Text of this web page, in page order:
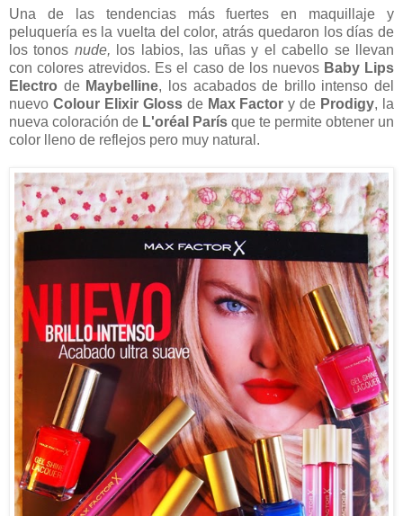
Una de las tendencias más fuertes en maquillaje y
peluquería es la vuelta del color, atrás quedaron los días de
los tonos nude, los labios, las uñas y el cabello se llevan
con colores atrevidos. Es el caso de los nuevos Baby Lips
Electro de Maybelline, los acabados de brillo intenso del
nuevo Colour Elixir Glossde Max Factory de Prodigy, la
nueva coloración de L'oréal París que te permite obtener un
color lleno de reflejos pero muy natural.